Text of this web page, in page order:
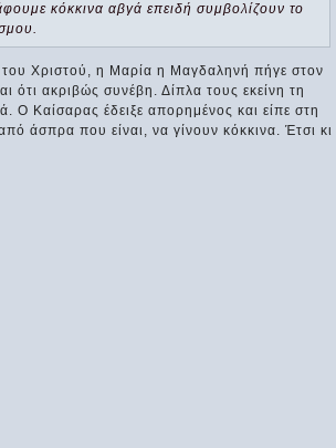
κόκκινα αβγά επειδή συμβολίζουν το
Χριστού, η Μαρία η Μαγδαληνή πήγε στον
ότι ακριβώς συνέβη. Δίπλα τους εκείνη τη
Καίσαρας έδειξε απορημένος και είπε στη
άσπρα που είναι, να γίνουν κόκκινα. Έτσι κι